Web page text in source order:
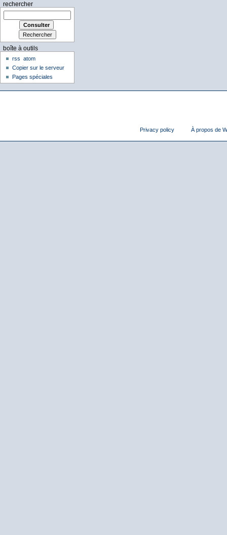
rechercher
boîte à outils
rss
atom
Copier sur le serveur
Pages spéciales
Privacy policy À propos de